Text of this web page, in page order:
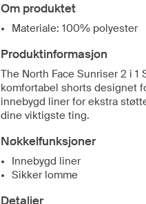
Om produktet
Materiale: 100% polyester
Produktinformasjon
The North Face Sunriser 2 i 1
komfortabel shorts designet
innebygd liner for ekstra
dine viktigste ting.
Nøkkelfunksjoner
Innebygd liner
Sikker lomme
Detaljer